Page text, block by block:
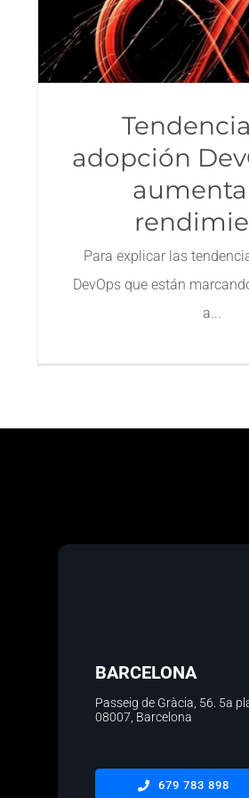
adopción
Para explicar las
DevOps que están
a
BARCELONA
Passeig de Gràcia, 56. 5a
08007, Barcelona
679 783 898